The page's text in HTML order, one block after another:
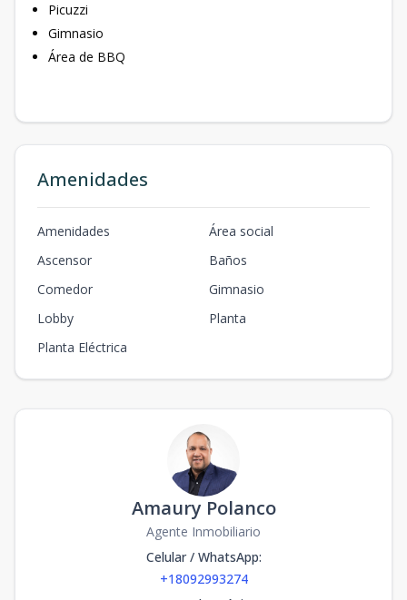
Picuzzi
Gimnasio
Área de BBQ
Amenidades
Amenidades
Área social
Ascensor
Baños
Comedor
Gimnasio
Lobby
Planta
Planta Eléctrica
Amaury Polanco
Agente Inmobiliario
Celular / WhatsApp:
+18092993274